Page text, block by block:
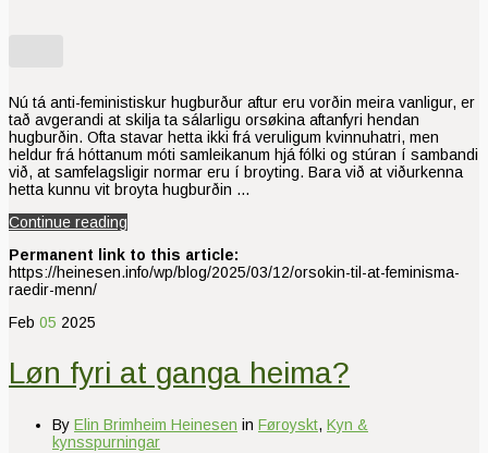
Nú tá anti-feministiskur hugburður aftur eru vorðin meira vanligur, er
tað avgerandi at skilja ta sálarligu orsøkina aftanfyri hendan
hugburðin. Ofta stavar hetta ikki frá veruligum kvinnuhatri, men
heldur frá hóttanum móti samleikanum hjá fólki og stúran í sambandi
við, at samfelagsligir normar eru í broyting. Bara við at viðurkenna
hetta kunnu vit broyta hugburðin …
Continue reading
Permanent link to this article:
https://heinesen.info/wp/blog/2025/03/12/orsokin-til-at-feminisma-
raedir-menn/
Feb 05 2025
Løn fyri at ganga heima?
By Elin Brimheim Heinesen in Føroyskt, Kyn &
kynsspurningar